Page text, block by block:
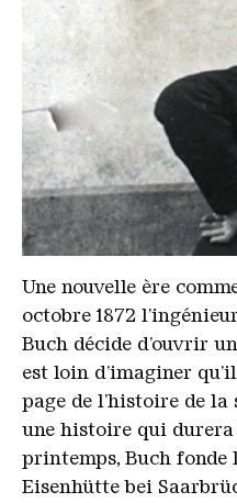
Julius Buch (ca.19XX)
Copyright:
Une nouvelle ère
octobre 1872
Buch décide d’ouvrir
est loin d’imaginer
page de l’histoire de
une histoire qui durera
printemps, Buch fonde
Eisenhütte bei